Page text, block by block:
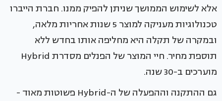
אלא לשימוש הממושך שניתן להפיק ממנו. חברת הייברו
טכנולוגיות מעניקה למוצר 5 שנות אחריות מלאה,
ובמקרה של תקלה היא מחליפה אותו בחדש ללא
תוספת מחיר. חיי המוצר של הפנלים מסדרת Hybrid
מוערכים ב-30 שנה.
גם ההתקנה וההפעלה של ה-Hybrid פשוטות מאוד -